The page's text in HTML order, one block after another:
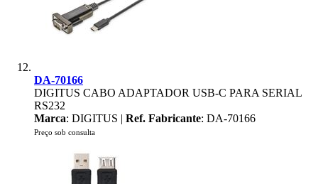
DA-70166
DIGITUS CABO ADAPTADOR USB-C PARA SERIAL
RS232
Marca: DIGITUS | Ref. Fabricante: DA-70166
Preço sob consulta